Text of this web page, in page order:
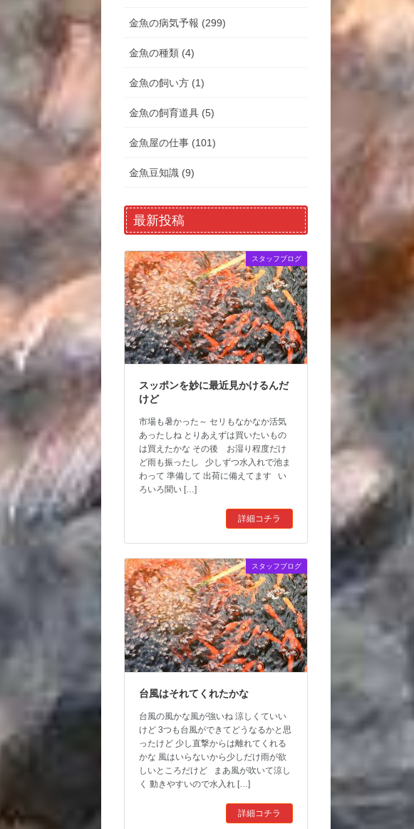
金魚の病気予報 (299)
金魚の種類 (4)
金魚の飼い方 (1)
金魚の飼育道具 (5)
金魚屋の仕事 (101)
金魚豆知識 (9)
最新投稿
スタッフブログ
スッポンを妙に最近見かけるんだ
けど
市場も暑かった～ セリもなかなか活気
あったしね とりあえずは買いたいもの
は買えたかな その後 お湿り程度だけ
ど雨も振ったし 少しずつ水入れで池ま
わって 準備して 出荷に備えてます い
ろいろ聞い […]
詳細コチラ
スタッフブログ
台風はそれてくれたかな
台風の風かな風が強いね 涼しくていい
けど 3つも台風ができてどうなるかと思
ったけど 少し直撃からは離れてくれる
かな 風はいらないから少しだけ雨が欲
しいところだけど まあ風が吹いて涼し
く 動きやすいので水入れ […]
詳細コチラ